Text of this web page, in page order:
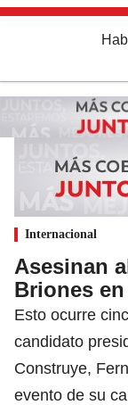
Internacional
Asesinan
Briones
Esto ocurre
candidato
Construye,
evento de su